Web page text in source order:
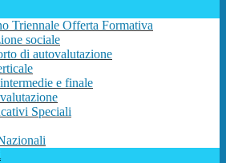
Triennale Offerta Formativa
sociale
di autovalutazione
e finale
Speciali